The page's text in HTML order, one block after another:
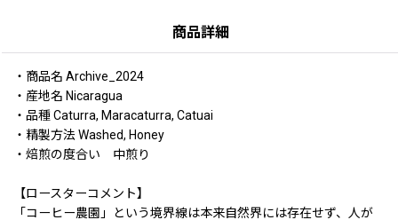
商品詳細
・商品名 Archive_2024
・産地名 Nicaragua
・品種 Caturra, Maracaturra, Catuai
・精製方法 Washed, Honey
・焙煎の度合い 中煎り
【ロースターコメント】
「コーヒー農園」という境界線は本来自然界には存在せず、人が